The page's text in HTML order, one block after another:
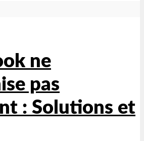
ne
pas
: Solutions et